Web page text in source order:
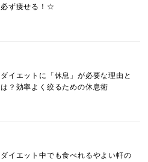
必ず痩せる！☆
ダイエットに「休息」が必要な理由と
は？効率よく絞るための休息術
ダイエット中でも食べれるやよい軒の